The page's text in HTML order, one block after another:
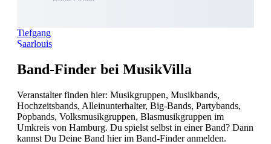
Tiefgang
Saarlouis
Band-Finder bei MusikVilla
Veranstalter finden hier: Musikgruppen, Musikbands,
Hochzeitsbands, Alleinunterhalter, Big-Bands, Partybands,
Popbands, Volksmusikgruppen, Blasmusikgruppen im
Umkreis von Hamburg. Du spielst selbst in einer Band? Dann
kannst Du Deine Band hier im Band-Finder anmelden.